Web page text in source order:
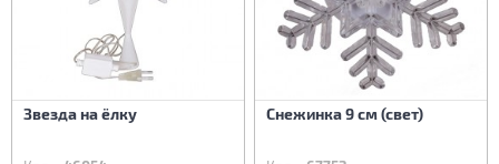
Звезда на ёлку Снежинка 9 см (свет)